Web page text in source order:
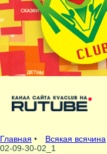
Главная • Всякая всячина
02-09-30-02_1